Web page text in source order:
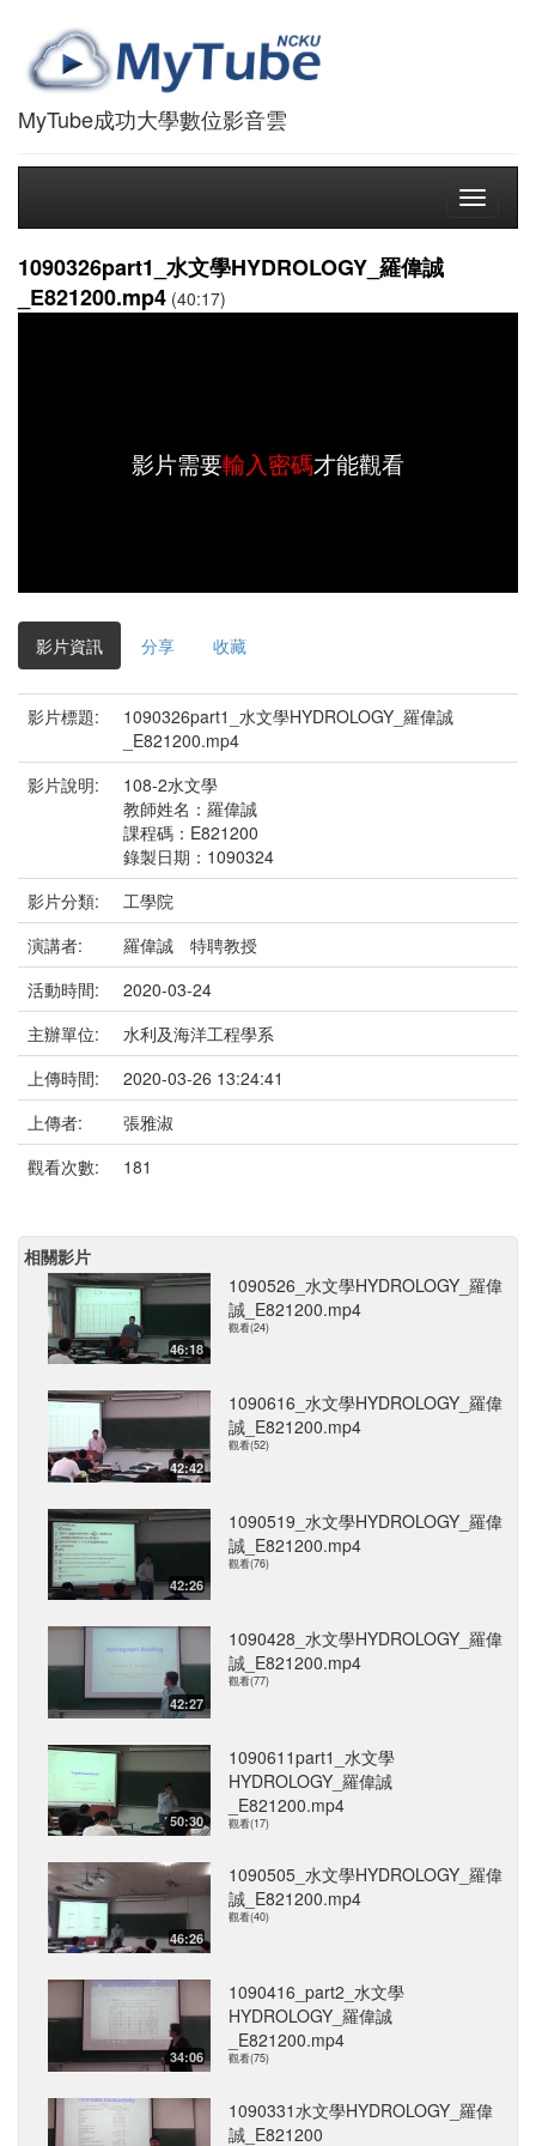
MyTube成功大學數位影音雲
Toggle
1090326part1_水文學HYDROLOGY_羅偉誠
_E821200.mp4 (40:17)
影片需要輸入密碼才能觀看
影片資訊 分享 收藏
影片標題:
1090326part1_水文學HYDROLOGY_羅偉誠
_E821200.mp4
影片說明:
108-2水文學
教師姓名：羅偉誠
課程碼：E821200
錄製日期：1090324
影片分類:
工學院
演講者:
羅偉誠 特聘教授
活動時間:
2020-03-24
主辦單位:
水利及海洋工程學系
上傳時間:
2020-03-26 13:24:41
上傳者:
張雅淑
觀看次數:
181
相關影片
46:18
1090526_水文學HYDROLOGY_羅偉
誠_E821200.mp4
觀看(24)
42:42
1090616_水文學HYDROLOGY_羅偉
誠_E821200.mp4
觀看(52)
42:26
1090519_水文學HYDROLOGY_羅偉
誠_E821200.mp4
觀看(76)
42:27
1090428_水文學HYDROLOGY_羅偉
誠_E821200.mp4
觀看(77)
50:30
1090611part1_水文學
HYDROLOGY_羅偉誠
_E821200.mp4
觀看(17)
46:26
1090505_水文學HYDROLOGY_羅偉
誠_E821200.mp4
觀看(40)
34:06
1090416_part2_水文學
HYDROLOGY_羅偉誠
_E821200.mp4
觀看(75)
1090331水文學HYDROLOGY_羅偉
誠_E821200